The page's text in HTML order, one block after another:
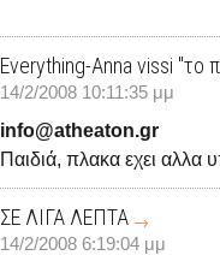
Everything-Anna vissi "το
14/2/2008 10:11:35 μμ
info@atheaton.gr
Παιδιά, πλακα εχει αλλα
ΣΕ ΛΙΓΑ ΛΕΠΤΑ
14/2/2008 6:19:04 μμ